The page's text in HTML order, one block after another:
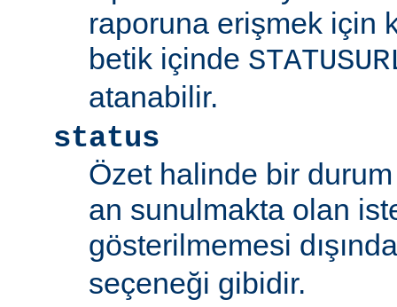
raporuna erişmek için
betik içinde
atanabilir.
status
Özet halinde bir
an sunulmakta olan
gösterilmemesi
seçeneği gibidir.